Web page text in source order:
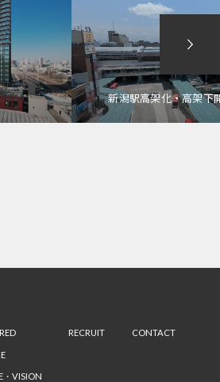
新潟駅高架化・高架下
・VISION
RECRUIT CONTACT